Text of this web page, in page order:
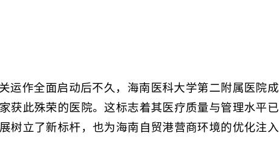
运作全面启动后不久，海南医科大学第二附属医院成
获此殊荣的医院。这标志着其医疗质量与管理水平已
树立了新标杆，也为海南自贸港营商环境的优化注入